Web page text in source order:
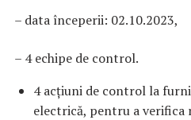
– data începerii: 02.10.2023,
– 4 echipe de control.
4 acțiuni de control la
electrică, pentru a